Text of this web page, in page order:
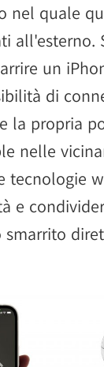
nel quale
all'esterno.
un
di
la propria
nelle
tecnologie
e
smarrito